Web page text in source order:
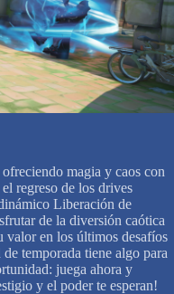
magia y caos con
regreso de los drives
Liberación de
de la diversión caótica
valor en los últimos desafíos
temporada tiene algo para
juega ahora y
y el poder te esperan!